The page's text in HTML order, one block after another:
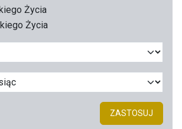
Życia
Życia
ZASTOSUJ